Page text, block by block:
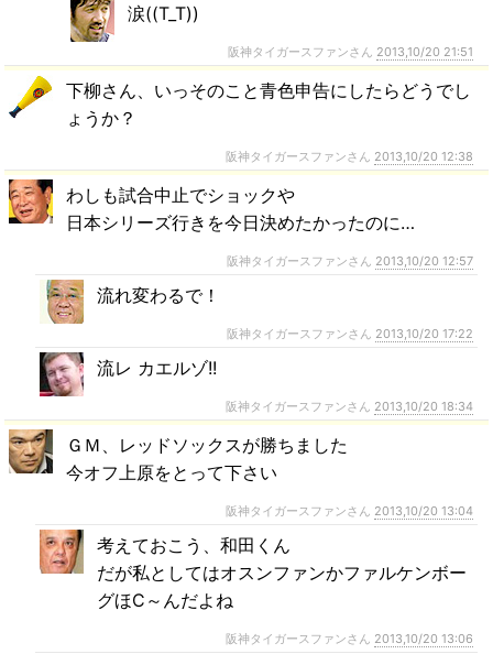
涙((T_T))
阪神タイガースファンさん 2013,10/20 21:51
下柳さん、いっそのこと青色申告にしたらどうでし
ょうか？
阪神タイガースファンさん 2013,10/20 12:38
わしも試合中止でショックや
日本シリーズ行きを今日決めたかったのに…
阪神タイガースファンさん 2013,10/20 12:57
流れ変わるで！
阪神タイガースファンさん 2013,10/20 17:22
流レ カエルゾ!!
阪神タイガースファンさん 2013,10/20 18:34
ＧＭ、レッドソックスが勝ちました
今オフ上原をとって下さい
阪神タイガースファンさん 2013,10/20 13:04
考えておこう、和田くん
だが私としてはオスンファンかファルケンボー
グほC～んだよね
阪神タイガースファンさん 2013,10/20 13:06